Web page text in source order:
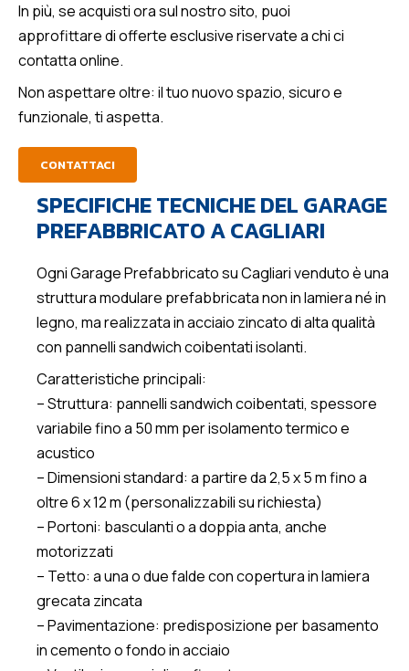
In più, se acquisti ora sul nostro sito, puoi
approfittare di offerte esclusive riservate a chi ci
contatta online.
Non aspettare oltre: il tuo nuovo spazio, sicuro e
funzionale, ti aspetta.
CONTATTACI
SPECIFICHE TECNICHE DEL GARAGE
PREFABBRICATO A CAGLIARI
Ogni Garage Prefabbricato su Cagliari venduto è una
struttura modulare prefabbricata non in lamiera né in
legno, ma realizzata in acciaio zincato di alta qualità
con pannelli sandwich coibentati isolanti.
Caratteristiche principali:
– Struttura: pannelli sandwich coibentati, spessore
variabile fino a 50 mm per isolamento termico e
acustico
– Dimensioni standard: a partire da 2,5 x 5 m fino a
oltre 6 x 12 m (personalizzabili su richiesta)
– Portoni: basculanti o a doppia anta, anche
motorizzati
– Tetto: a una o due falde con copertura in lamiera
grecata zincata
– Pavimentazione: predisposizione per basamento
in cemento o fondo in acciaio